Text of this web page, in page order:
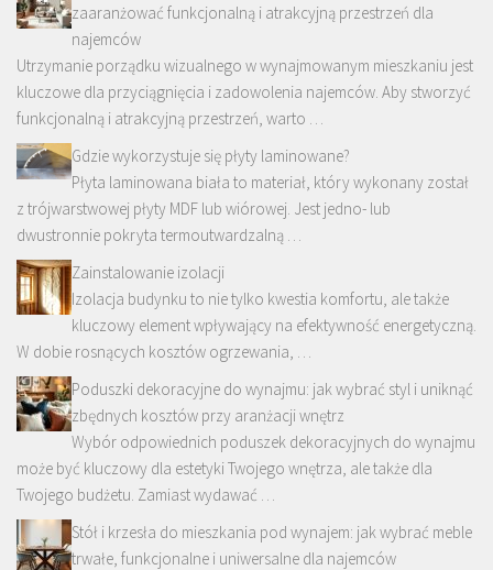
zaaranżować funkcjonalną i atrakcyjną przestrzeń dla
najemców
Utrzymanie porządku wizualnego w wynajmowanym mieszkaniu jest
kluczowe dla przyciągnięcia i zadowolenia najemców. Aby stworzyć
funkcjonalną i atrakcyjną przestrzeń, warto …
Gdzie wykorzystuje się płyty laminowane?
Płyta laminowana biała to materiał, który wykonany został
z trójwarstwowej płyty MDF lub wiórowej. Jest jedno- lub
dwustronnie pokryta termoutwardzalną …
Zainstalowanie izolacji
Izolacja budynku to nie tylko kwestia komfortu, ale także
kluczowy element wpływający na efektywność energetyczną.
W dobie rosnących kosztów ogrzewania, …
Poduszki dekoracyjne do wynajmu: jak wybrać styl i uniknąć
zbędnych kosztów przy aranżacji wnętrz
Wybór odpowiednich poduszek dekoracyjnych do wynajmu
może być kluczowy dla estetyki Twojego wnętrza, ale także dla
Twojego budżetu. Zamiast wydawać …
Stół i krzesła do mieszkania pod wynajem: jak wybrać meble
trwałe, funkcjonalne i uniwersalne dla najemców